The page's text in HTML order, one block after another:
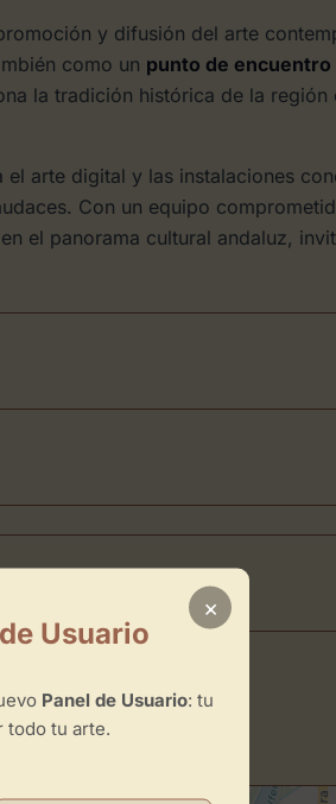
y difusión del arte
como un punto de encuentro
la tradición histórica de la región
arte digital y las instalaciones
Con un equipo
en el panorama cultural andaluz,
×
Usuario
Panel de Usuario: tu
todo tu arte.